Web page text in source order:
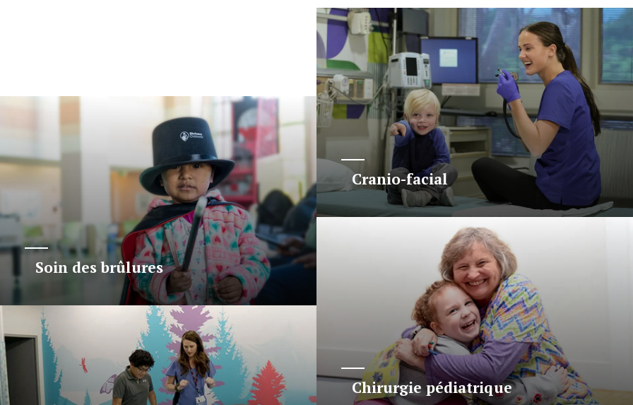
Soin des brûlures
Cranio-facial
Chirurgie pédiatrique